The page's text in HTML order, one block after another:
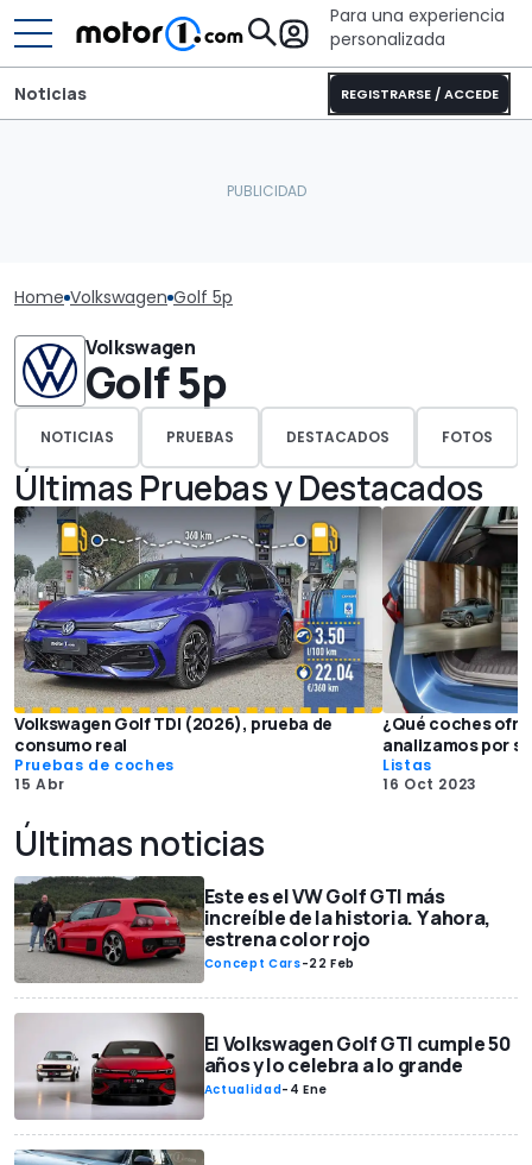
Para una experiencia
personalizada
REGISTRARSE / ACCEDE
Noticias
Home Volkswagen Golf 5p
Volkswagen
Golf 5p
NOTICIAS PRUEBAS DESTACADOS FOTOS
Últimas Pruebas y Destacados
Volkswagen Golf TDI (2026), prueba de
consumo real
Pruebas de coches
15 Abr
¿Qué coches
analizamos por
Listas
16 Oct 2023
Últimas noticias
Este es el VW Golf GTI más
increíble de la historia. Y ahora,
estrena color rojo
Concept Cars-22 Feb
El Volkswagen Golf GTI cumple 50
años y lo celebra a lo grande
Actualidad- 4 Ene